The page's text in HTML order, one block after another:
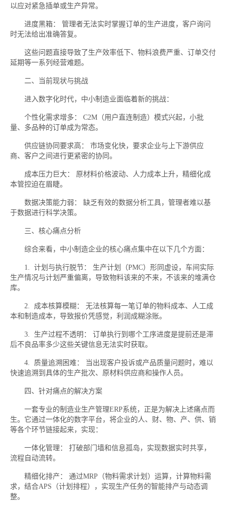
以应对紧急插单或生产异常。
进度黑箱： 管理者无法实时掌握订单的生产进度，客户询问
时无法给出准确答复。
这些问题直接导致了生产效率低下、物料浪费严重、订单交付
延期等一系列经营难题。
二、当前现状与挑战
进入数字化时代，中小制造业面临着新的挑战：
个性化需求增多： C2M（用户直连制造）模式兴起，小批
量、多品种的订单成为常态。
供应链协同要求高： 市场变化快，要求企业与上下游供应
商、客户之间进行更紧密的协同。
成本压力巨大： 原材料价格波动、人力成本上升，精细化成
本管控迫在眉睫。
数据决策能力弱： 缺乏有效的数据分析工具，管理者难以基
于数据进行科学决策。
三、核心痛点分析
综合来看，中小制造企业的核心痛点集中在以下几个方面：
1. 计划与执行脱节： 生产计划（PMC）形同虚设，车间实际
生产情况与计划严重偏离，导致物料该来的不来，不该来的堆满仓
库。
2. 成本核算模糊： 无法核算每一笔订单的物料成本、人工成
本和制造成本，导致报价凭感觉，利润成糊涂账。
3. 生产过程不透明： 订单执行到哪个工序进度是提前还是滞
后不良品率多少这些关键信息无法实时获取。
4. 质量追溯困难： 当出现客户投诉或产品质量问题时，难以
快速追溯到具体的生产批次、原材料供应商和操作人员。
四、针对痛点的解决方案
一套专业的制造业生产管理ERP系统，正是为解决上述痛点而
生。它通过一体化的数字平台，将企业的人、财、物、产、供、销
等各个环节链接起来，实现：
一体化管理： 打破部门墙和信息孤岛，实现数据实时共享，
流程自动流转。
精细化排产： 通过MRP（物料需求计划）运算，计算物料需
求，结合APS（计划排程），实现生产任务的智能排产与动态调
整。